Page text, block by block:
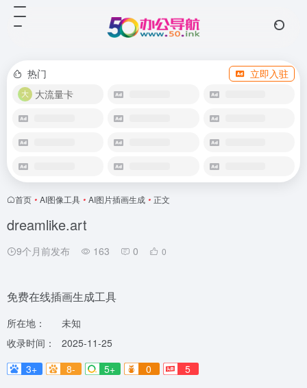
热门
立即入驻
大流量卡
首页 • AI图像工具 • AI图片插画生成 • 正文
dreamlike.art
9个月前发布 163 0 0
免费在线插画生成工具
所在地：
未知
收录时间：
2025-11-25
3+
8- 5+ 0 5